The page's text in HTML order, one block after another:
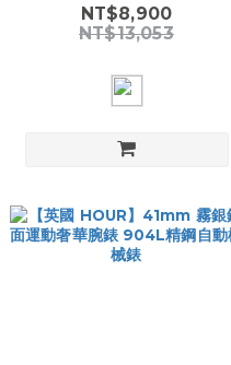
904L精鋼 男錶
NT$8,900
NT$13,053